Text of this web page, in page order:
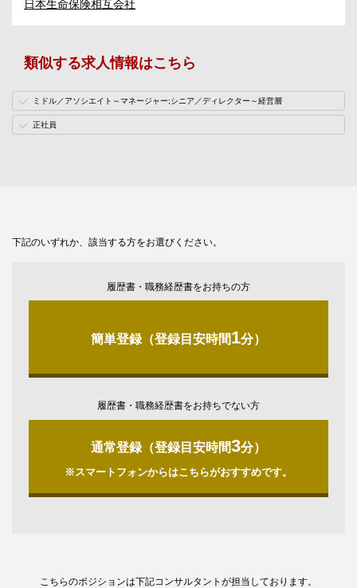
日本生命保険相互会社
類似する求人情報はこちら
ミドル／アソシエイト～マネージャー;シニア／ディレクター～経営層
正社員
下記のいずれか、該当する方をお選びください。
履歴書・職務経歴書をお持ちの方
簡単登録（登録目安時間1分）
履歴書・職務経歴書をお持ちでない方
通常登録（登録目安時間3分）
※スマートフォンからはこちらがおすすめです。
こちらのポジションは下記コンサルタントが担当しております。